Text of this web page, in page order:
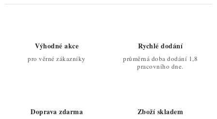
Výhodné akce
pro věrné zákazníky
Rychlé dodání
průměrná doba dodání 1,8
pracovního dne.
Doprava zdarma Zboží skladem